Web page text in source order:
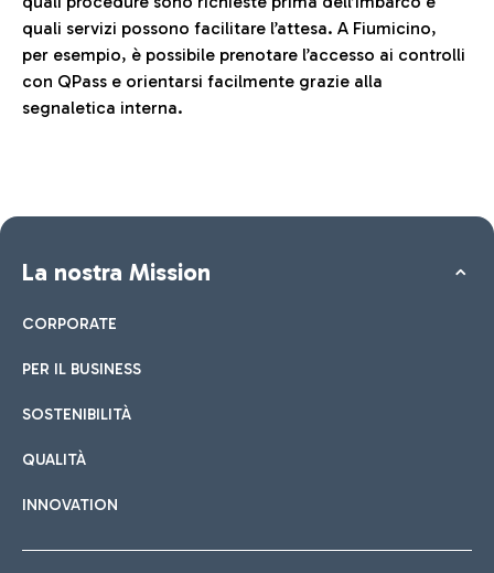
quali servizi possono facilitare l’attesa. A Fiumicino,
per esempio, è possibile prenotare l’accesso ai controlli
con QPass e orientarsi facilmente grazie alla
segnaletica interna.
La nostra Mission
CORPORATE
PER IL BUSINESS
SOSTENIBILITÀ
QUALITÀ
INNOVATION